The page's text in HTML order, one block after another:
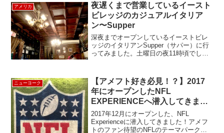
アメリカ
夜遅くまで営業しているイースト
ビレッジのカジュアルイタリア
ン〜Supper
深夜までオープンしているイーストビレ
ッジのイタリアンSupper（サパー）に行
ってみました。土曜日の夜11時頃でした
アンティークの照明やグラスを使ったラ
スティックなイン...
ニューヨーク
【アメフト好き必見！？】2017
年にオープンしたNFL
EXPERIENCEへ潜入してきまし
た！
2017年12月にオープンした、NFL
Experienceに潜入してきました！アメフ
トのファン待望のNFLのテーマパーク